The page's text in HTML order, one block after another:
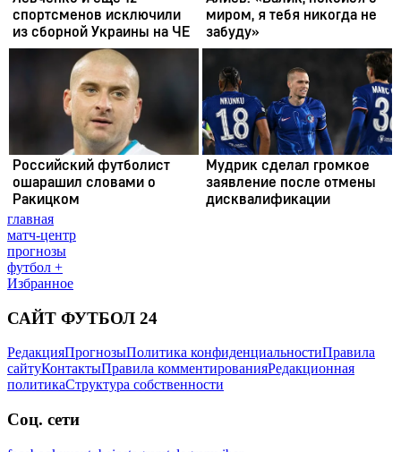
главная
матч-центр
прогнозы
футбол +
Избранное
САЙТ ФУТБОЛ 24
РедакцияПрогнозыПолитика конфиденциальностиПравила
сайтуКонтактыПравила комментированияРедакционная
политикаСтруктура собственности
Соц. сети